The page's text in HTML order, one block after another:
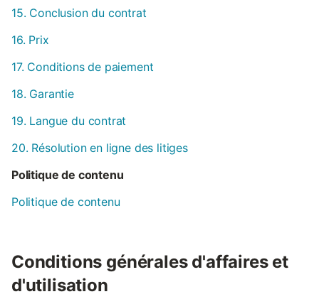
15. Conclusion du contrat
16. Prix
17. Conditions de paiement
18. Garantie
19. Langue du contrat
20. Résolution en ligne des litiges
Politique de contenu
Politique de contenu
Conditions générales d'affaires et
d'utilisation